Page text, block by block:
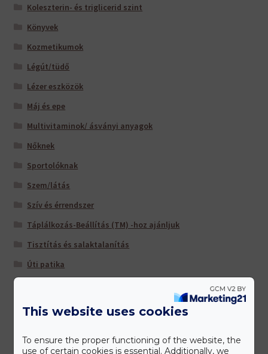
Koleszterin- és triglicerid szint
Könyvek
Kozmetikumok
Légút/tüdő
Lézer eszközök
Máj és epe
Multivitaminok/ ásványi anyagok
Nőknek
Sportolóknak
Szem/látás
Szív és érrendszer
Táplálkozás-Beállítás (TM) -hoz ajánljuk
Tisztítás és salaktalanítás
Úti patika
This website uses cookies
To ensure the proper functioning of the website, the
use of certain cookies is essential. Additionally, we